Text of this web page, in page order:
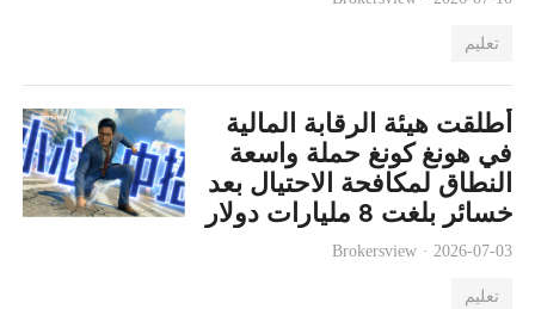
تعليم
أطلقت هيئة الرقابة المالية
في هونغ كونغ حملة واسعة
النطاق لمكافحة الاحتيال بعد
خسائر بلغت 8 مليارات دولار
هونغ كونغي جراء عمليات
Brokersview · 2026-07-03
تعليم